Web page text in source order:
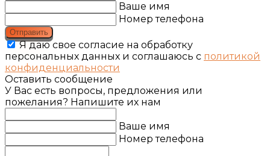
Ваше имя
Номер телефона
Отправить
Я даю свое согласие на обработку
персональных данных и соглашаюсь с политикой
конфиденциальности
Оставить сообщение
У Вас есть вопросы, предложения или
пожелания? Напишите их нам
Ваше имя
Номер телефона